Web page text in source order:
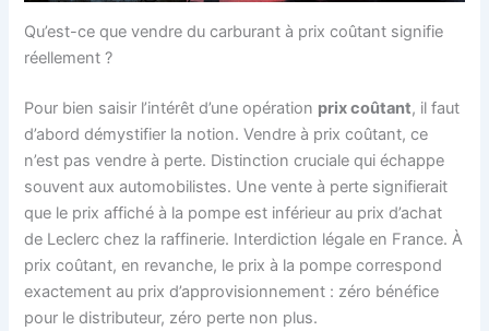
Qu’est-ce que vendre du carburant à prix coûtant signifie
réellement ?
Pour bien saisir l’intérêt d’une opération prix coûtant, il faut
d’abord démystifier la notion. Vendre à prix coûtant, ce
n’est pas vendre à perte. Distinction cruciale qui échappe
souvent aux automobilistes. Une vente à perte signifierait
que le prix affiché à la pompe est inférieur au prix d’achat
de Leclerc chez la raffinerie. Interdiction légale en France. À
prix coûtant, en revanche, le prix à la pompe correspond
exactement au prix d’approvisionnement : zéro bénéfice
pour le distributeur, zéro perte non plus.